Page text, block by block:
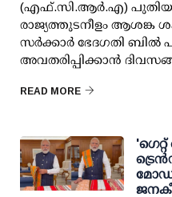
(എഫ്.സി.ആര്‍.എ) പുതിയ
രാജ്യത്തുടനീളം ആശങ്ക
സര്‍ക്കാര്‍ ഭേദഗതി ബില്‍
അവതരിപ്പിക്കാന്‍
READ MORE